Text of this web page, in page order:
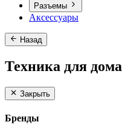
Разъемы
Аксессуары
Назад
Техника для дома
Закрыть
Бренды